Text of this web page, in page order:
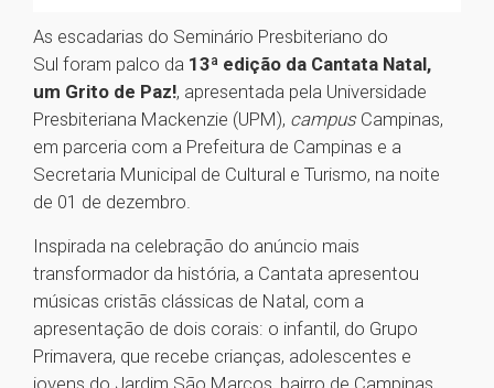
As escadarias do Seminário Presbiteriano do
Sul foram palco da 13ª edição da Cantata Natal,
um Grito de Paz!, apresentada pela Universidade
Presbiteriana Mackenzie (UPM), campus Campinas,
em parceria com a Prefeitura de Campinas e a
Secretaria Municipal de Cultural e Turismo, na noite
de 01 de dezembro.
Inspirada na celebração do anúncio mais
transformador da história, a Cantata apresentou
músicas cristãs clássicas de Natal, com a
apresentação de dois corais: o infantil, do Grupo
Primavera, que recebe crianças, adolescentes e